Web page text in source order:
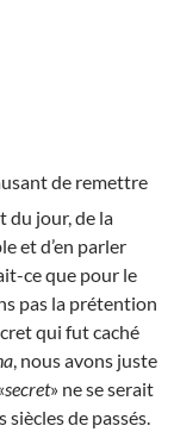
de remettre
du jour, de la
et d’en parler
ce que pour le
pas la prétention
qui fut caché
, nous avons juste
secret» ne se serait
de passés.